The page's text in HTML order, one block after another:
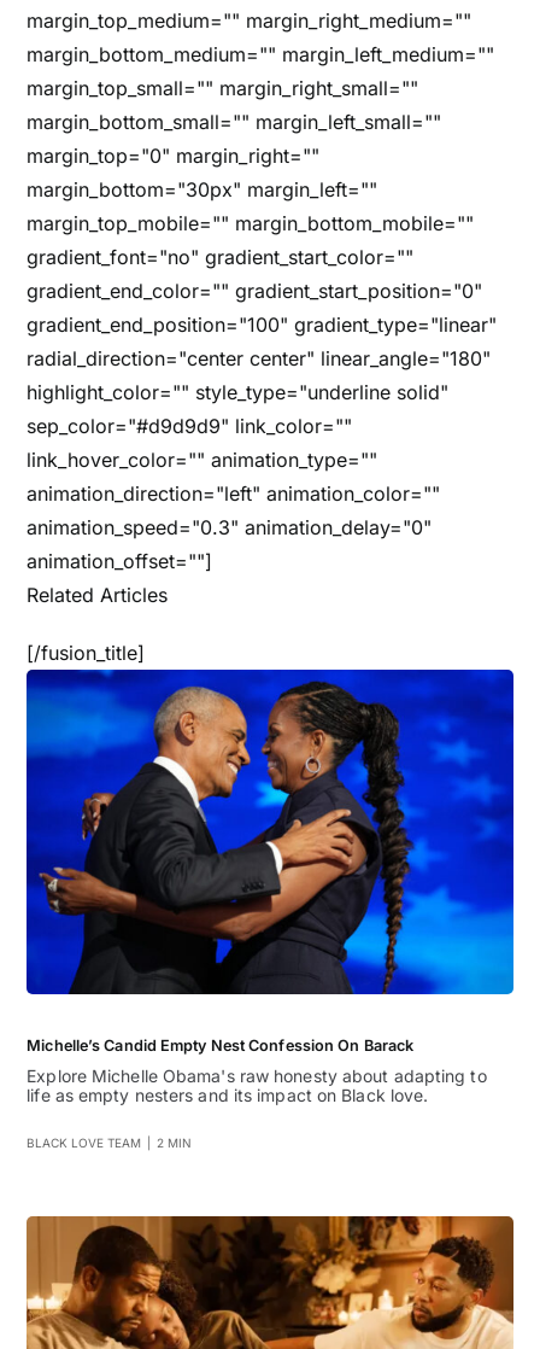
margin_top_medium="" margin_right_medium=""
margin_bottom_medium="" margin_left_medium=""
margin_top_small="" margin_right_small=""
margin_bottom_small="" margin_left_small=""
margin_top="0" margin_right=""
margin_bottom="30px" margin_left=""
margin_top_mobile="" margin_bottom_mobile=""
gradient_font="no" gradient_start_color=""
gradient_end_color="" gradient_start_position="0"
gradient_end_position="100" gradient_type="linear"
radial_direction="center center" linear_angle="180"
highlight_color="" style_type="underline solid"
sep_color="#d9d9d9" link_color=""
link_hover_color="" animation_type=""
animation_direction="left" animation_color=""
animation_speed="0.3" animation_delay="0"
animation_offset=""]
Related Articles
[/fusion_title]
Michelle’s Candid Empty Nest Confession On Barack
Explore Michelle Obama's raw honesty about adapting to
life as empty nesters and its impact on Black love.
BLACK LOVE TEAM 2 MIN